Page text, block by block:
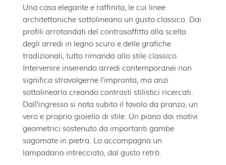
Una casa elegante e raffinita, le cui linee
architettoniche sottolineano un gusto classico. Dai
profili arrotondati del controsoffitto alla scelta
degli arredi in legno scuro e delle grafiche
tradizionali, tutto rimanda allo stile classico.
Intervenire inserendo arredi contemporanei non
significa stravolgerne l’impronta, ma anzi
sottolinearla creando contrasti stilistici ricercati.
Dall’ingresso si nota subito il tavolo da pranzo, un
vero e proprio gioiello di stile. Un piano dai motivi
geometrici sostenuto da importanti gambe
sagomate in pietra. Lo accompagna un
lampadario intrecciato, dal gusto retrò.